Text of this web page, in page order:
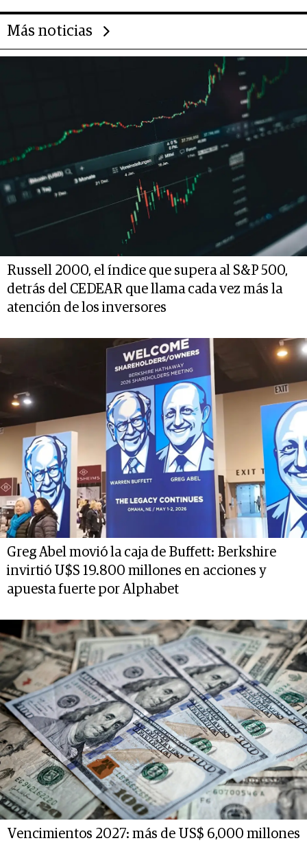
Más noticias
Russell 2000, el índice que supera al S&P 500,
detrás del CEDEAR que llama cada vez más la
atención de los inversores
Greg Abel movió la caja de Buffett: Berkshire
invirtió U$S 19.800 millones en acciones y
apuesta fuerte por Alphabet
Vencimientos 2027: más de US$ 6,000 millones